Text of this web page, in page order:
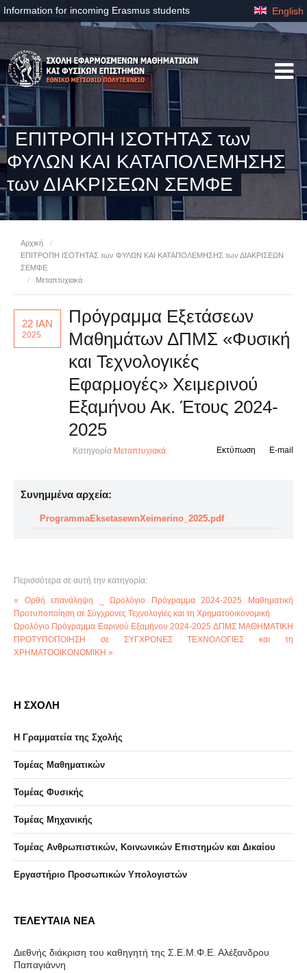
Information for incoming Erasmus students English
ΕΠΙΤΡΟΠΗ ΙΣΟΤΗΤΑΣ των
ΦΥΛΩΝ ΚΑΙ ΚΑΤΑΠΟΛΕΜΗΣΗΣ
των ΔΙΑΚΡΙΣΕΩΝ ΣΕΜΦΕ
Αρχική
/
ΕΠΙΤΡΟΠΗ ΙΣΟΤΗΤΑΣ των ΦΥΛΩΝ ΚΑΙ ΚΑΤΑΠΟΛΕΜΗΣΗΣ των ΔΙΑΚΡΙΣΕΩΝ
ΣΕΜΦΕ
/
Μεταπτυχιακά
22 ΙΑΝ
2025
Πρόγραμμα Εξετάσεων
Μαθημάτων ΔΠΜΣ «Φυσική
και Τεχνολογικές
Εφαρμογές» Χειμερινού
Εξαμήνου Ακ. Έτους 2024-
2025
Κατηγορία Μεταπτυχιακά E-mail
Εκτύπωση
Συνημμένα αρχεία:
ProgrammaEksetasewnXeimerino_2025.pdf
Περισσότερα σε αυτή την κατηγορία:
« Ορθή επανάληψη _ Ωρολόγιο Πρόγραμμα 2024-2025 Μαθηματική
Προτυποποίηση σε Σύγχρονες Τεχνολογίες και τη Χρηματοοικονομική
Ωρολόγιο Πρόγραμμα Εαρινού Εξαμήνου 2024-2025 ΔΠΜΣ ΜΑΘΗΜΑΤΙΚΗ
ΠΡΟΤΥΠΟΠΟΙΗΣΗ σε ΣΥΓΧΡΟΝΕΣ ΤΕΧΝΟΛΟΓΙΕΣ και τη
ΧΡΗΜΑΤΟΟΙΚΟΝΟΜΙΚΗ »
Η ΣΧΟΛΗ
Η Γραμματεία της Σχολής
Τομέας Μαθηματικών
Τομέας Φυσικής
Τομέας Μηχανικής
Τομέας Ανθρωπιστικών, Κοινωνικών Επιστημών και Δικαίου
Eργαστήριo Προσωπικών Υπολογιστών
ΤΕΛΕΥΤΑΙΑ ΝΕΑ
Διεθνής διάκριση του καθηγητή της Σ.Ε.Μ.Φ.Ε. Αλέξανδρου
Παπαγιάννη